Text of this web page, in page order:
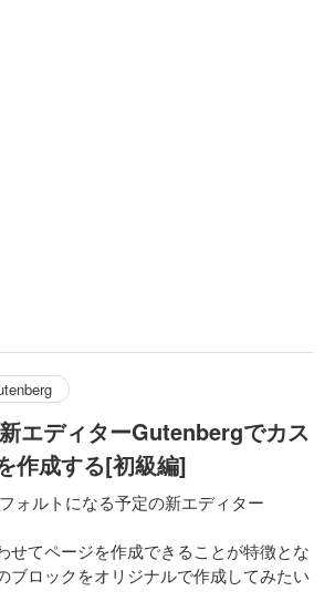
エディターGutenbergでカス
作成する[初級編]
ォルトになる予定の新エディター
せてページを作成できることが特徴とな
ブロックをオリジナルで作成してみたい